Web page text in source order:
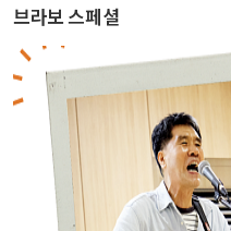
브라보 스페셜